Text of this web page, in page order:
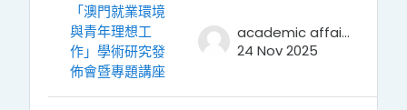
「澳門就業環境
與青年理想工
作」學術研究發
佈會暨專題講座
academic affairs
24 Nov 2025